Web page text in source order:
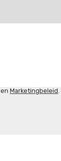
en Marketingbeleid.